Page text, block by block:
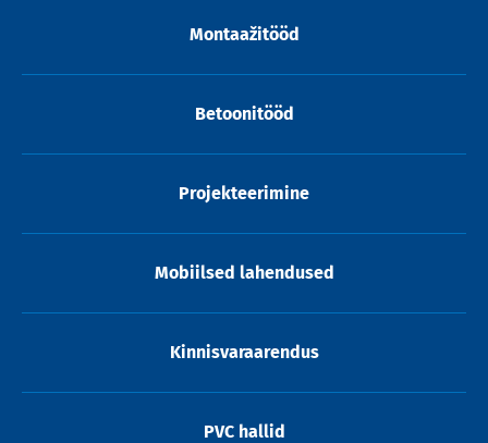
Montaažitööd
Betoonitööd
Projekteerimine
Mobiilsed lahendused
Kinnisvaraarendus
PVC hallid